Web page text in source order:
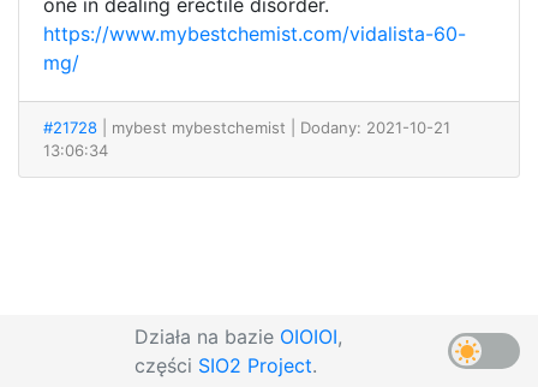
one in dealing erectile disorder.
https://www.mybestchemist.com/vidalista-60-
mg/
#21728 | mybest mybestchemist
| Dodany: 2021-10-21
13:06:34
Działa na bazie OIOIOI,
części SIO2 Project.